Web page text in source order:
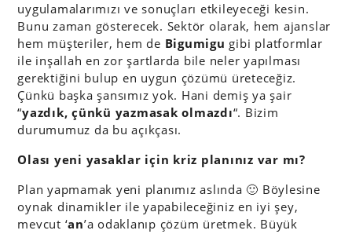
uygulamalarımızı ve sonuçları etkileyeceği kesin.
Bunu zaman gösterecek. Sektör olarak, hem ajanslar
hem müşteriler, hem de Bigumigu gibi platformlar
ile inşallah en zor şartlarda bile neler yapılması
gerektiğini bulup en uygun çözümü üreteceğiz.
Çünkü başka şansımız yok. Hani demiş ya şair
“yazdık, çünkü yazmasak olmazdı“. Bizim
durumumuz da bu açıkçası.
Olası yeni yasaklar için kriz planınız var mı?
Plan yapmamak yeni planımız aslında 🙂 Böylesine
oynak dinamikler ile yapabileceğiniz en iyi şey,
mevcut ‘an’a odaklanıp çözüm üretmek. Büyük